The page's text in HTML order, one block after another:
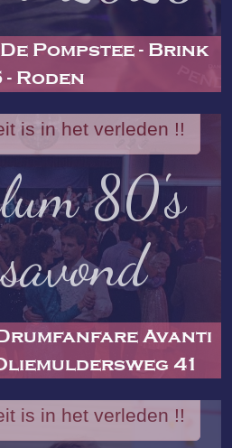
Pompstee - Brink
- Roden
is in het verleden !!
80's
Drumfanfare Avanti
41
is in het verleden !!